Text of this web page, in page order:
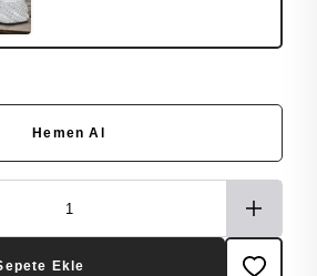
Hemen Al
Ekle